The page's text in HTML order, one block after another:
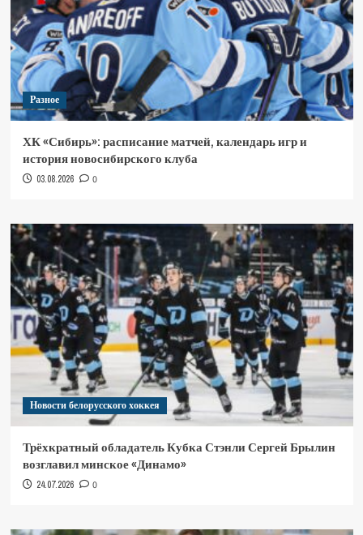
Разное
ХК «Сибирь»: расписание матчей, календарь игр и
история новосибирского клуба
03.08.2026 0
Новости белорусского хоккея
Трёхкратный обладатель Кубка Стэнли Сергей Брылин
возглавил минское «Динамо»
24.07.2026 0